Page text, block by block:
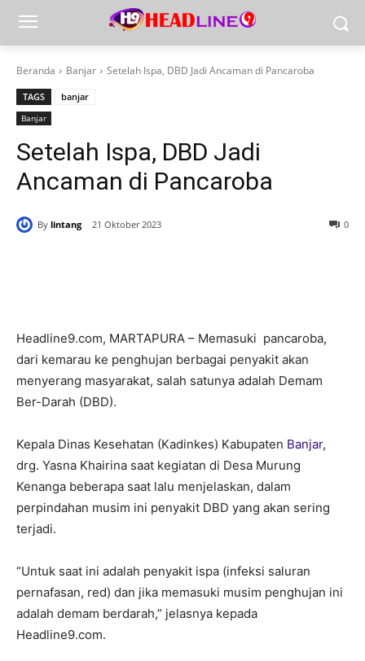
Beranda Banjar Setelah Ispa, DBD Jadi Ancaman di Pancaroba
TAGS banjar
Banjar
Setelah Ispa, DBD Jadi
Ancaman di Pancaroba
By lintang 21 Oktober 2023 0
Headline9.com, MARTAPURA – Memasuki pancaroba,
dari kemarau ke penghujan berbagai penyakit akan
menyerang masyarakat, salah satunya adalah Demam
Ber-Darah (DBD).
Kepala Dinas Kesehatan (Kadinkes) Kabupaten Banjar,
drg. Yasna Khairina saat kegiatan di Desa Murung
Kenanga beberapa saat lalu menjelaskan, dalam
perpindahan musim ini penyakit DBD yang akan sering
terjadi.
“Untuk saat ini adalah penyakit ispa (infeksi saluran
pernafasan, red) dan jika memasuki musim penghujan ini
adalah demam berdarah,” jelasnya kepada
Headline9.com.